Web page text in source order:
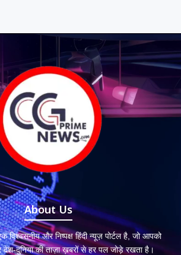
About Us
और निष्पक्ष हिंदी न्यूज़ पोर्टल है, जो आपको
दुनिया की ताज़ा ख़बरों से हर पल जोड़े रखता है।